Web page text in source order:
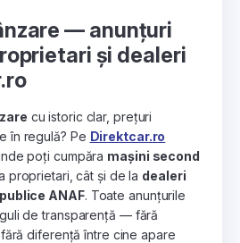
— anunțuri
și dealeri
cu istoric clar, prețuri
în regulă? Pe Direktcar.ro
poți cumpăra mașini second
proprietari, cât și de la dealeri
ANAF. Toate anunțurile
de transparență — fără
diferență între cine apare